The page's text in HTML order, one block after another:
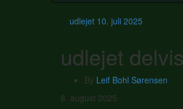
udlejet 10. juli 2025
udlejet
By Leif Bohl Sørensen
udlejet
8. august 2025